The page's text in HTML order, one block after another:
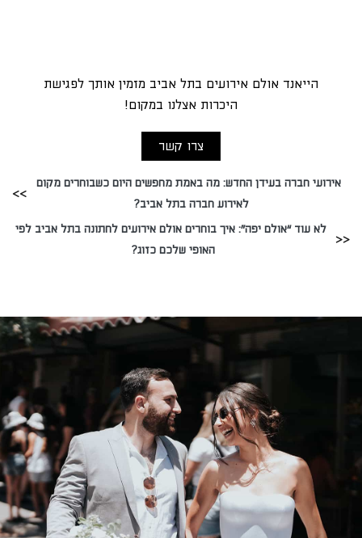
הייאנד אולם אירועים בתל אביב מזמין אותך לפגישת
היכרות אצלנו במקום!
צרו קשר
אירועי חברה בעידן החדש: מה באמת מחפשים היום כשבוחרים מקום
לאירוע חברה בתל אביב?
לא עוד “אולם יפה”: איך בוחרים אולם אירועים לחתונה בתל אביב לפי
האופי שלכם כזוג?